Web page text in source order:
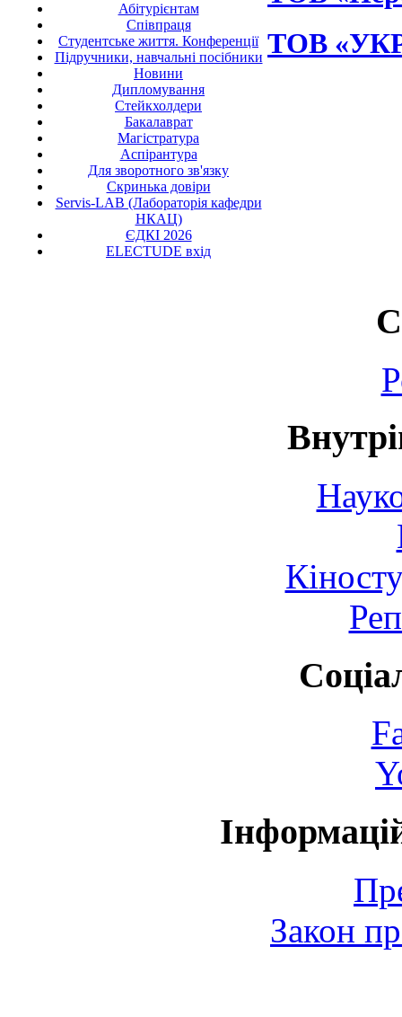
Абітурієнтам
Співпраця
Студентське життя. Конференції
Підручники, навчальні посібники
Новини
Дипломування
Стейкхолдери
Бакалаврат
Магістратура
Аспірантура
Для зворотного зв'язку
Скринька довіри
Servis-LAB (Лабораторія кафедри
НКАЦ)
ЄДКІ 2026
ELECTUDE вхід
ТОВ
Закон